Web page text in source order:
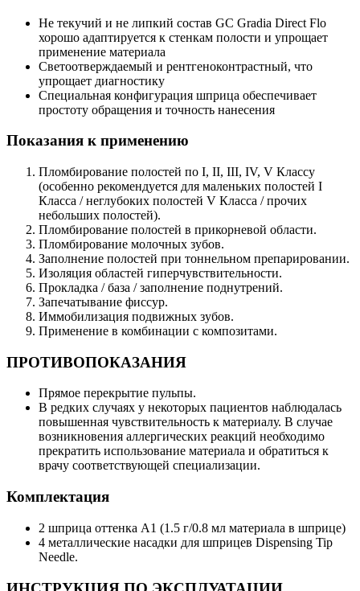
Не текучий и не липкий состав GC Gradia Direct Flo
хорошо адаптируется к стенкам полости и упрощает
применение материала
Светоотверждаемый и рентгеноконтрастный, что
упрощает диагностику
Специальная конфигурация шприца обеспечивает
простоту обращения и точность нанесения
Показания к применению
Пломбирование полостей по I, II, III, IV, V Классу
(особенно рекомендуется для маленьких полостей I
Класса / неглубоких полостей V Класса / прочих
небольших полостей).
Пломбирование полостей в прикорневой области.
Пломбирование молочных зубов.
Заполнение полостей при тоннельном препарировании.
Изоляция областей гиперчувствительности.
Прокладка / база / заполнение поднутрений.
Запечатывание фиссур.
Иммобилизация подвижных зубов.
Применение в комбинации с композитами.
ПРОТИВОПОКАЗАНИЯ
Прямое перекрытие пульпы.
В редких случаях у некоторых пациентов наблюдалась
повышенная чувствительность к материалу. В случае
возникновения аллергических реакций необходимо
прекратить использование материала и обратиться к
врачу соответствующей специализации.
Комплектация
2 шприца оттенка A1 (1.5 г/0.8 мл материала в шприце)
4 металлические насадки для шприцев Dispensing Tip
Needle.